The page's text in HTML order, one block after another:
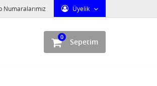
Üyelik
Numaralarımız
Sepetim
0